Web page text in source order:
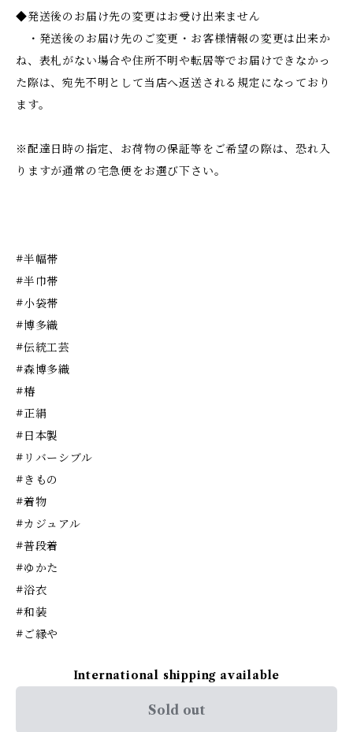
◆発送後のお届け先の変更はお受け出来ません
・発送後のお届け先のご変更・お客様情報の変更は出来か
ね、表札がない場合や住所不明や転居等でお届けできなかっ
た際は、宛先不明として当店へ返送される規定になっており
ます。
※配達日時の指定、お荷物の保証等をご希望の際は、恐れ入
りますが通常の宅急便をお選び下さい。
#半幅帯
#半巾帯
#小袋帯
#博多織
#伝統工芸
#森博多織
#椿
#正絹
#日本製
#リバーシブル
#きもの
#着物
#カジュアル
#普段着
#ゆかた
#浴衣
#和装
#ご縁や
International shipping available
Sold out